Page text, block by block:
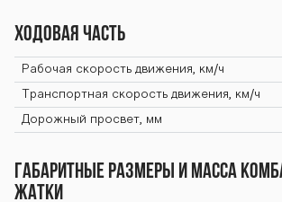
Ходовая часть
Рабочая скорость движения, км/ч
Транспортная скорость движения, км/ч
Дорожный просвет, мм
Габаритные размеры и масса
жатки